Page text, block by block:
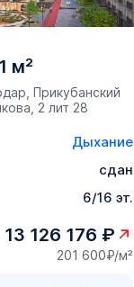
м²
Прикубанский
2 лит 28
Дыхание
сдан
6/16 эт.
13 126 176 ₽
201 600₽/м²